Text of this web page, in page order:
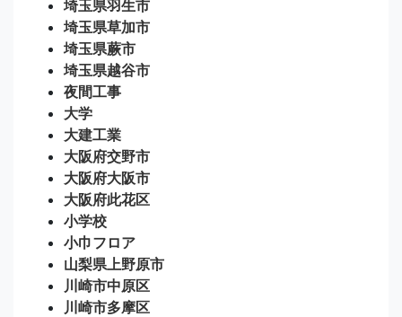
埼玉県羽生市
埼玉県草加市
埼玉県蕨市
埼玉県越谷市
夜間工事
大学
大建工業
大阪府交野市
大阪府大阪市
大阪府此花区
小学校
小巾フロア
山梨県上野原市
川崎市中原区
川崎市多摩区